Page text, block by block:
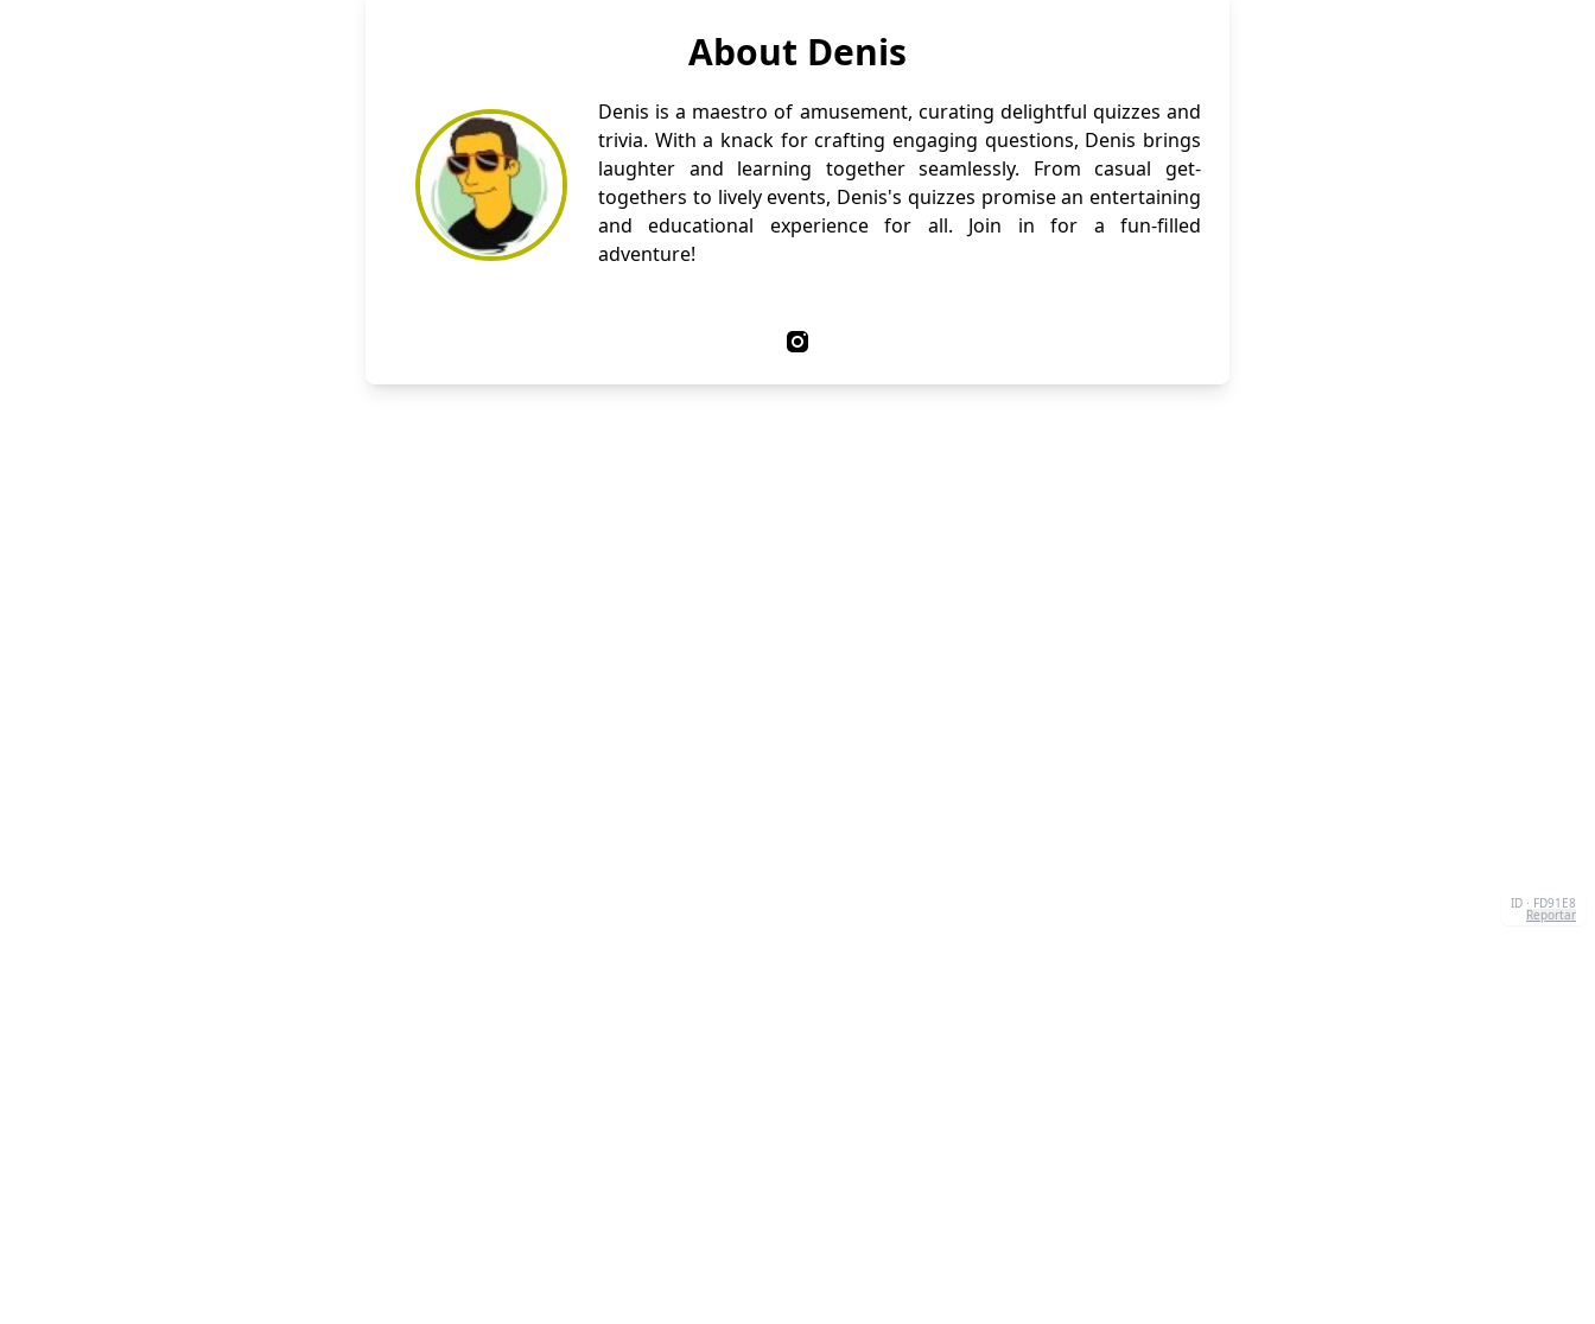
About Denis
Denis is a maestro of amusement, curating delightful quizzes and
trivia. With a knack for crafting engaging questions, Denis brings
laughter and learning together seamlessly. From casual get-
togethers to lively events, Denis's quizzes promise an entertaining
and educational experience for all. Join in for a fun-filled
adventure!
ID · FD91E8
Reportar